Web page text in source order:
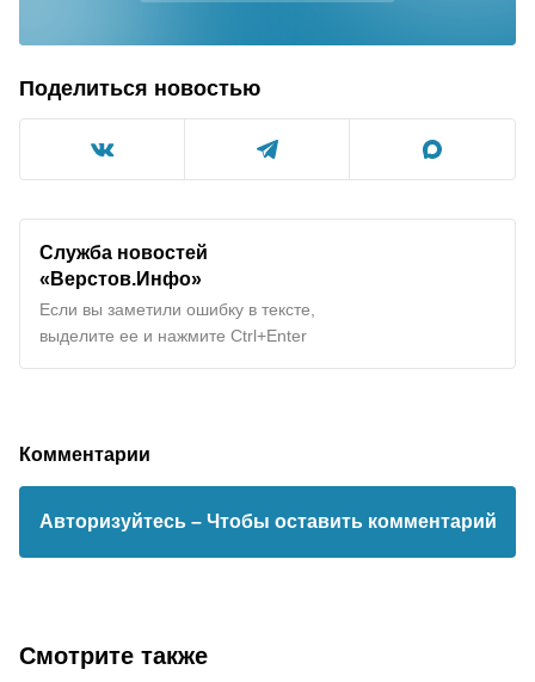
Поделиться новостью
Служба новостей
«Верстов.Инфо»
Если вы заметили ошибку в тексте,
выделите ее и нажмите Ctrl+Enter
Комментарии
Авторизуйтесь – Чтобы оставить комментарий
Смотрите также